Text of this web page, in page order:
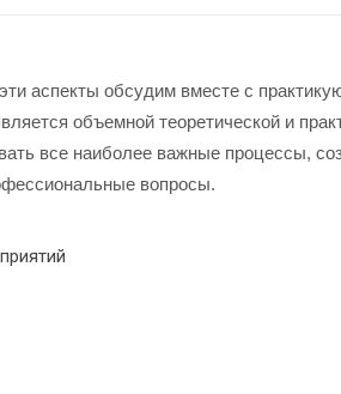
аспекты обсудим вместе с
объемной теоретической и
все наиболее важные процессы,
вопросы.